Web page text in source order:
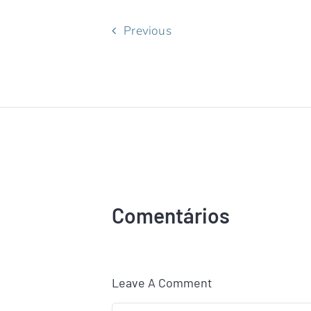
Previous
Comentários
Leave A Comment